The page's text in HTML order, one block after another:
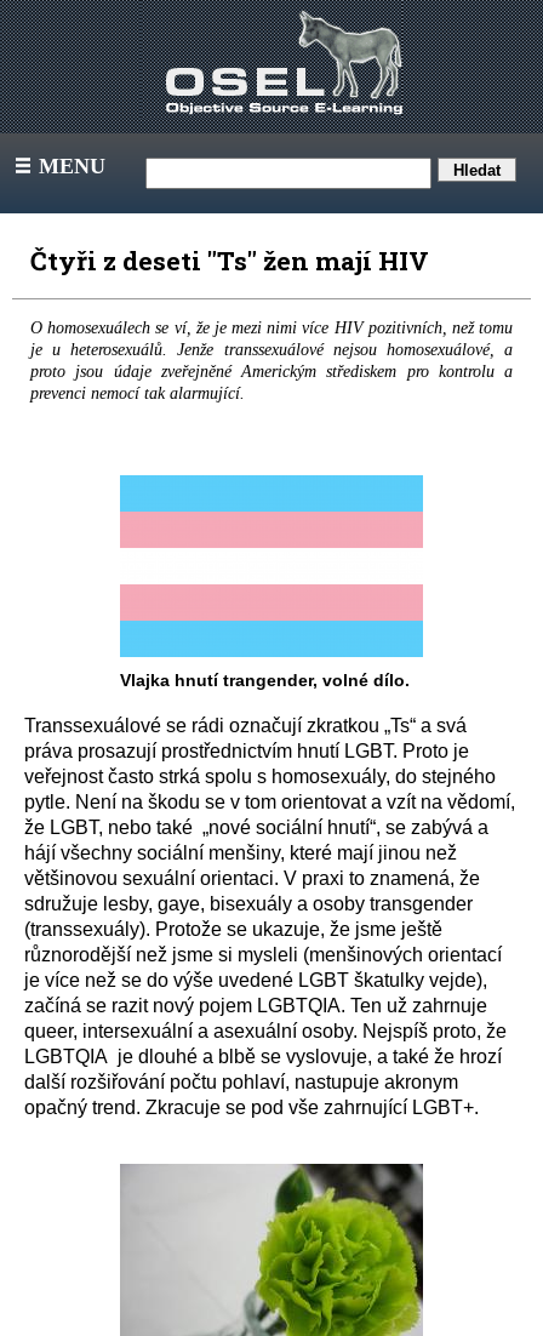
III MENU
Čtyři z deseti "Ts" žen mají HIV
O homosexuálech se ví, že je mezi nimi více HIV pozitivních, než tomu
je u heterosexuálů. Jenže transsexuálové nejsou homosexuálové, a
proto jsou údaje zveřejněné Americkým střediskem pro kontrolu a
prevenci nemocí tak alarmující.
Vlajka hnutí trangender, volné dílo.
Transsexuálové se rádi označují zkratkou „Ts“ a svá
práva prosazují prostřednictvím hnutí LGBT. Proto je
veřejnost často strká spolu s homosexuály, do stejného
pytle. Není na škodu se v tom orientovat a vzít na vědomí,
že LGBT, nebo také „nové sociální hnutí“, se zabývá a
hájí všechny sociální menšiny, které mají jinou než
většinovou sexuální orientaci. V praxi to znamená, že
sdružuje lesby, gaye, bisexuály a osoby transgender
(transsexuály). Protože se ukazuje, že jsme ještě
různorodější než jsme si mysleli (menšinových orientací
je více než se do výše uvedené LGBT škatulky vejde),
začíná se razit nový pojem LGBTQIA. Ten už zahrnuje
queer, intersexuální a asexuální osoby. Nejspíš proto, že
LGBTQIA je dlouhé a blbě se vyslovuje, a také že hrozí
další rozšiřování počtu pohlaví, nastupuje akronym
opačný trend. Zkracuje se pod vše zahrnující LGBT+.